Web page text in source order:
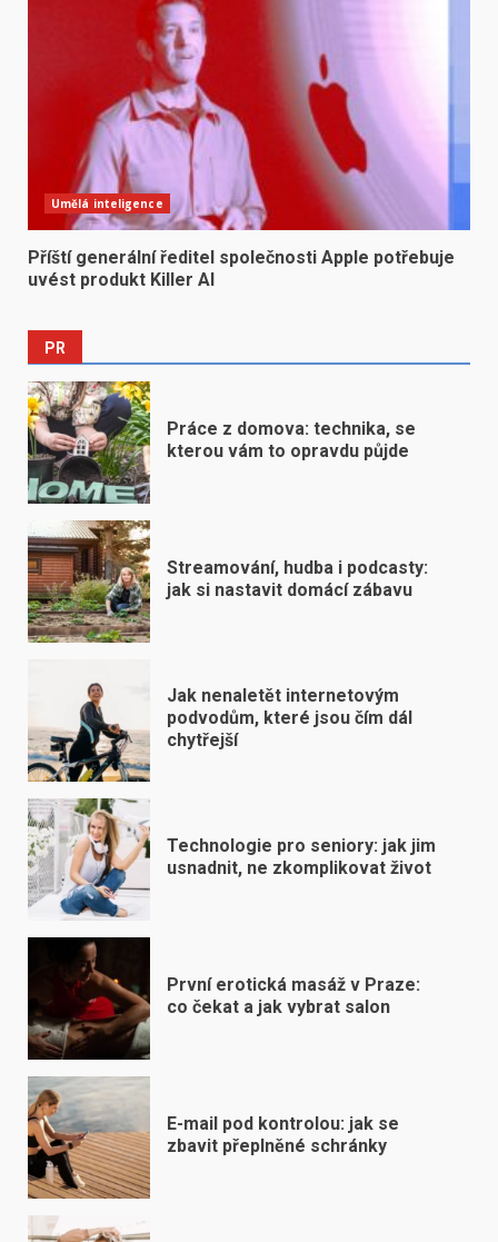
Umělá inteligence
Příští generální ředitel společnosti Apple potřebuje
uvést produkt Killer AI
PR
Práce z domova: technika, se
kterou vám to opravdu půjde
Streamování, hudba i podcasty:
jak si nastavit domácí zábavu
Jak nenaletět internetovým
podvodům, které jsou čím dál
chytřejší
Technologie pro seniory: jak jim
usnadnit, ne zkomplikovat život
První erotická masáž v Praze:
co čekat a jak vybrat salon
E-mail pod kontrolou: jak se
zbavit přeplněné schránky